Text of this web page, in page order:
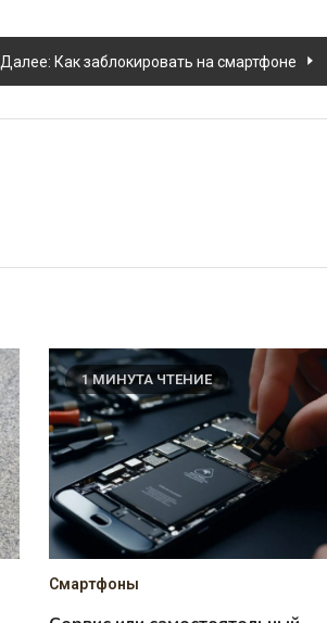
Далее: Как заблокировать на смартфоне
1 МИНУТА ЧТЕНИЕ
Смартфоны